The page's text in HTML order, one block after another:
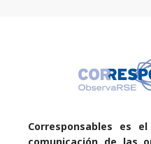
Corresponsables es